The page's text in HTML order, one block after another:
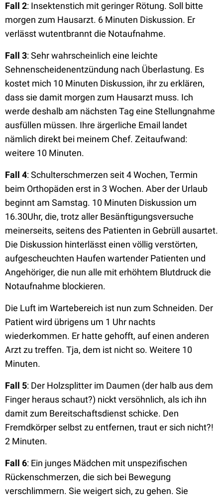
Fall 2: Insektenstich mit geringer Rötung. Soll bitte
morgen zum Hausarzt. 6 Minuten Diskussion. Er
verlässt wutentbrannt die Notaufnahme.
Fall 3: Sehr wahrscheinlich eine leichte
Sehnenscheidenentzündung nach Überlastung. Es
kostet mich 10 Minuten Diskussion, ihr zu erklären,
dass sie damit morgen zum Hausarzt muss. Ich
werde deshalb am nächsten Tag eine Stellungnahme
ausfüllen müssen. Ihre ärgerliche Email landet
nämlich direkt bei meinem Chef. Zeitaufwand:
weitere 10 Minuten.
Fall 4: Schulterschmerzen seit 4 Wochen, Termin
beim Orthopäden erst in 3 Wochen. Aber der Urlaub
beginnt am Samstag. 10 Minuten Diskussion um
16.30Uhr, die, trotz aller Besänftigungsversuche
meinerseits, seitens des Patienten in Gebrüll ausartet.
Die Diskussion hinterlässt einen völlig verstörten,
aufgescheuchten Haufen wartender Patienten und
Angehöriger, die nun alle mit erhöhtem Blutdruck die
Notaufnahme blockieren.
Die Luft im Wartebereich ist nun zum Schneiden. Der
Patient wird übrigens um 1 Uhr nachts
wiederkommen. Er hatte gehofft, auf einen anderen
Arzt zu treffen. Tja, dem ist nicht so. Weitere 10
Minuten.
Fall 5: Der Holzsplitter im Daumen (der halb aus dem
Finger heraus schaut?) nickt versöhnlich, als ich ihn
damit zum Bereitschaftsdienst schicke. Den
Fremdkörper selbst zu entfernen, traut er sich nicht?!
2 Minuten.
Fall 6: Ein junges Mädchen mit unspezifischen
Rückenschmerzen, die sich bei Bewegung
verschlimmern. Sie weigert sich, zu gehen. Sie